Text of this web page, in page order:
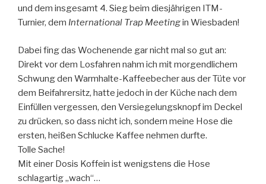
und dem insgesamt 4. Sieg beim diesjährigen ITM-
Turnier, dem International Trap Meetingin Wiesbaden!
Dabei fing das Wochenende gar nicht mal so gut an:
Direkt vor dem Losfahren nahm ich mit morgendlichem
Schwung den Warmhalte-Kaffeebecher aus der Tüte vor
dem Beifahrersitz, hatte jedoch in der Küche nach dem
Einfüllen vergessen, den Versiegelungsknopf im Deckel
zu drücken, so dass nicht ich, sondern meine Hose die
ersten, heißen Schlucke Kaffee nehmen durfte.
Tolle Sache!
Mit einer Dosis Koffein ist wenigstens die Hose
schlagartig „wach“…